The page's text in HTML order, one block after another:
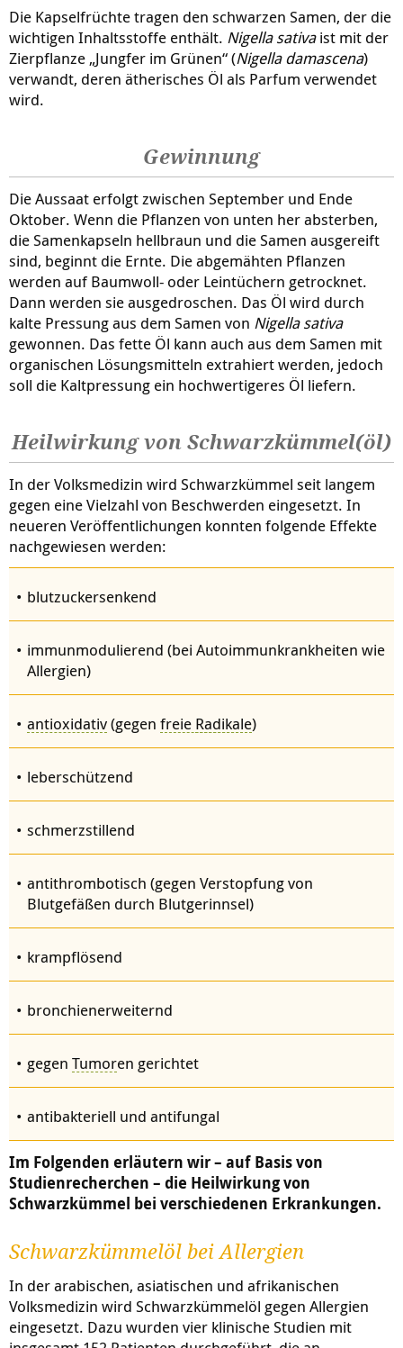
Die Kapselfrüchte tragen den schwarzen Samen, der die
wichtigen Inhaltsstoffe enthält. Nigella sativaist mit der
Zierpflanze „Jungfer im Grünen“ (Nigella damascena)
verwandt, deren ätherisches Öl als Parfum verwendet
wird.
Gewinnung
Die Aussaat erfolgt zwischen September und Ende
Oktober. Wenn die Pflanzen von unten her absterben,
die Samenkapseln hellbraun und die Samen ausgereift
sind, beginnt die Ernte. Die abgemähten Pflanzen
werden auf Baumwoll- oder Leintüchern getrocknet.
Dann werden sie ausgedroschen. Das Öl wird durch
kalte Pressung aus dem Samen von Nigella sativa
gewonnen. Das fette Öl kann auch aus dem Samen mit
organischen Lösungsmitteln extrahiert werden, jedoch
soll die Kaltpressung ein hochwertigeres Öl liefern.
Heilwirkung von Schwarzkümmel(öl)
In der Volksmedizin wird Schwarzkümmel seit langem
gegen eine Vielzahl von Beschwerden eingesetzt. In
neueren Veröffentlichungen konnten folgende Effekte
nachgewiesen werden:
blutzuckersenkend
immunmodulierend (bei Autoimmunkrankheiten wie
Allergien)
antioxidativ(gegen freie Radikale)
leberschützend
schmerzstillend
antithrombotisch (gegen Verstopfung von
Blutgefäßen durch Blutgerinnsel)
krampflösend
bronchienerweiternd
gegen Tumoren gerichtet
antibakteriell und antifungal
Im Folgenden erläutern wir – auf Basis von
Studienrecherchen – die Heilwirkung von
Schwarzkümmel bei verschiedenen Erkrankungen.
Schwarzkümmelöl bei Allergien
In der arabischen, asiatischen und afrikanischen
Volksmedizin wird Schwarzkümmelöl gegen Allergien
eingesetzt. Dazu wurden vier klinische Studien mit